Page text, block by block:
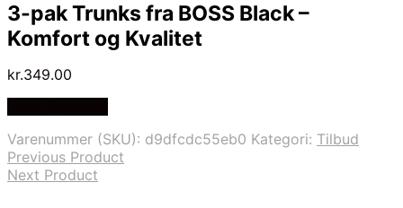
3-pak Trunks fra BOSS Black –
Komfort og Kvalitet
kr.349.00
Varenummer (SKU): d9dfcdc55eb0 Kategori: Tilbud
Previous Product
Next Product